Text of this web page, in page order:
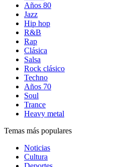
Años 80
Jazz
Hip hop
R&B
Rap
Clásica
Salsa
Rock clásico
Techno
Años 70
Soul
Trance
Heavy metal
Temas más populares
Noticias
Cultura